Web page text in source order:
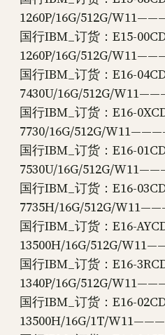
1260P/16G/512G/
国行IBM_订货：E15-
1260P/16G/512G/
国行IBM_订货：E16-
7430U/16G/512G/
国行IBM_订货：E16-
7730/16G/512G/
国行IBM_订货：E16-
7530U/16G/512G/
国行IBM_订货：E16-
7735H/16G/512G/
国行IBM_订货：E16-
13500H/16G/512G/
国行IBM_订货：E16-
1340P/16G/512G/
国行IBM_订货：E16-
13500H/16G/1T/